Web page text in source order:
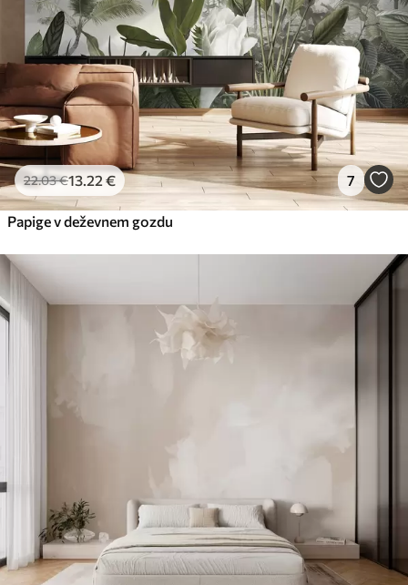
22.03€13 .22 € 7
Papige v deževnem gozdu